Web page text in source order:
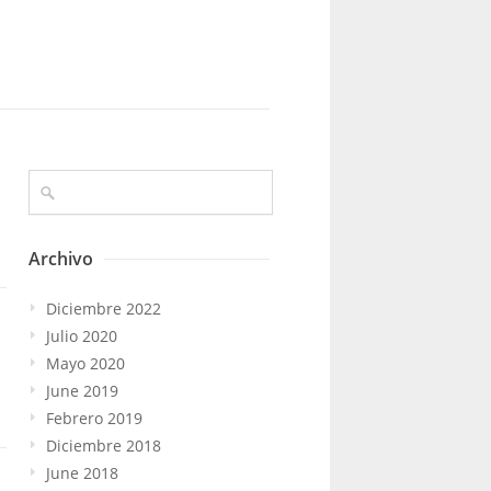
Archivo
Diciembre 2022
Julio 2020
Mayo 2020
June 2019
Febrero 2019
Diciembre 2018
June 2018